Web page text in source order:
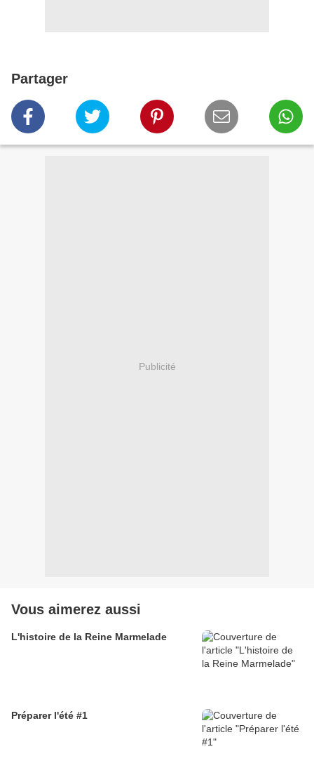
Partager
Publicité
Vous aimerez aussi
L'histoire de la Reine Marmelade
Préparer l'été #1